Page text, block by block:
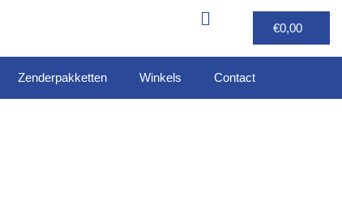
€0,00
Zenderpakketten Winkels Contact